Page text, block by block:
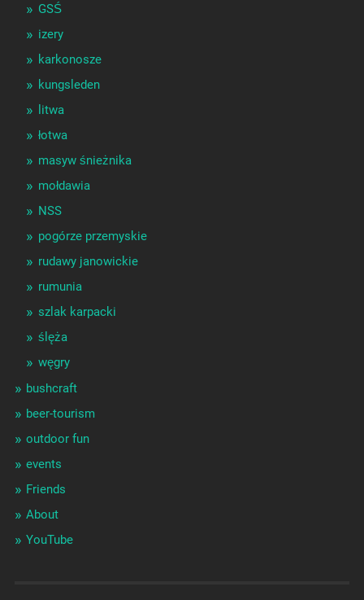
GSŚ
izery
karkonosze
kungsleden
litwa
łotwa
masyw śnieżnika
mołdawia
NSS
pogórze przemyskie
rudawy janowickie
rumunia
szlak karpacki
ślęża
węgry
bushcraft
beer-tourism
outdoor fun
events
Friends
About
YouTube